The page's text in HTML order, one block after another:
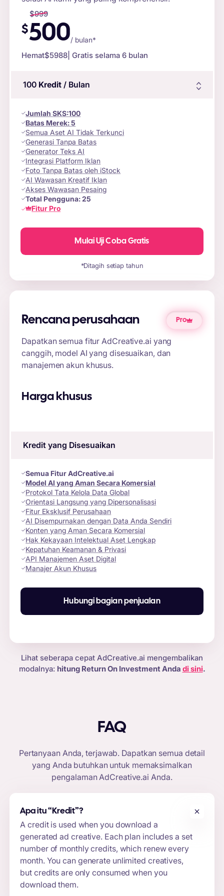
$999
$500/ bulan*
Hemat$5988 | Gratis selama 6 bulan
100 Kredit/ Bulan
JumlahSKS:100
Batas Merek:5
Semua Aset AI Tidak Terkunci
Generasi Tanpa Batas
Generator Teks AI
Integrasi Platform Iklan
Foto Tanpa Batas oleh iStock
AI Wawasan Kreatif Iklan
Akses Wawasan Pesaing
Total Pengguna:25
Fitur Pro
Mulai Uji Coba Gratis
*Ditagih setiap tahun
Rencana perusahaan Pro
Dapatkan semua fitur AdCreative.ai yang
canggih, model AI yang disesuaikan, dan
manajemen akun khusus.
Harga khusus
Kredit yang Disesuaikan
Semua Fitur AdCreative.ai
Model AI yang Aman Secara Komersial
Protokol Tata Kelola Data Global
Orientasi Langsung yang Dipersonalisasi
Fitur Eksklusif Perusahaan
AI Disempurnakan dengan Data Anda Sendiri
Konten yang Aman Secara Komersial
Hak Kekayaan Intelektual Aset Lengkap
Kepatuhan Keamanan & Privasi
API Manajemen Aset Digital
Manajer Akun Khusus
Hubungi bagian penjualan
Lihat seberapa cepat AdCreative.ai mengembalikan
modalnya: hitung Return On Investment Anda di sini.
FAQ
Pertanyaan Anda, terjawab. Dapatkan semua detail
yang Anda butuhkan untuk memaksimalkan
pengalamanAdCreative.ai Anda.
Apa itu “Kredit”?
A credit is used when you download a
generated ad creative. Each plan includes a set
number of monthly credits, which renew every
month. You can generate unlimited creatives,
but credits are only consumed when you
download them.